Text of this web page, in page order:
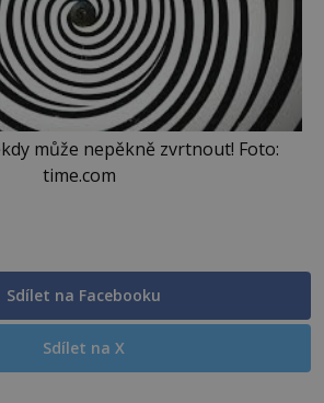
může nepěkně zvrtnout! Foto:
time.com
Sdílet na Facebooku
Sdílet na X